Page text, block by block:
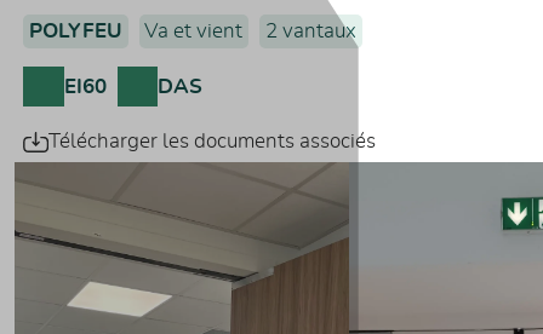
POLYFEU Va et vient 2 vantaux
EI60 DAS
Télécharger les documents associés